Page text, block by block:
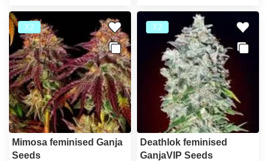
Х2
Mimosa feminised Ganja
Seeds
Х2
Deathlok feminised
GanjaVIP Seeds